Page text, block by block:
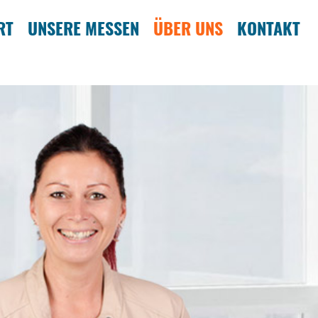
UNSERE MESSEN ÜBER UNS KONTAKT